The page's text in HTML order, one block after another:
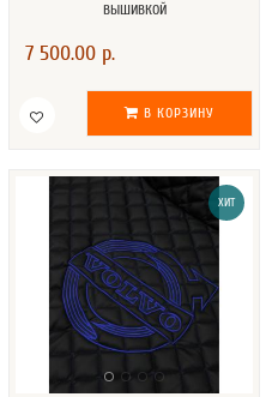
ВЫШИВКОЙ
7 500.00 р.
В КОРЗИНУ
ХИТ